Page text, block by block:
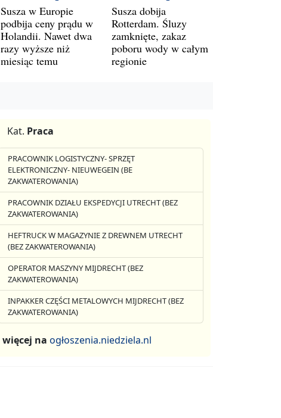
Susza w Europie
podbija ceny prądu w
Holandii. Nawet dwa
razy wyższe niż
miesiąc temu
Susza dobija
Rotterdam. Śluzy
zamknięte, zakaz
poboru wody w całym
regionie
Kat. Praca
PRACOWNIK LOGISTYCZNY- SPRZĘT
ELEKTRONICZNY- NIEUWEGEIN (BE
ZAKWATEROWANIA)
PRACOWNIK DZIAŁU EKSPEDYCJI UTRECHT (BEZ
ZAKWATEROWANIA)
HEFTRUCK W MAGAZYNIE Z DREWNEM UTRECHT
(BEZ ZAKWATEROWANIA)
OPERATOR MASZYNY MIJDRECHT (BEZ
ZAKWATEROWANIA)
INPAKKER CZĘŚCI METALOWYCH MIJDRECHT (BEZ
ZAKWATEROWANIA)
więcej na ogłoszenia.niedziela.nl